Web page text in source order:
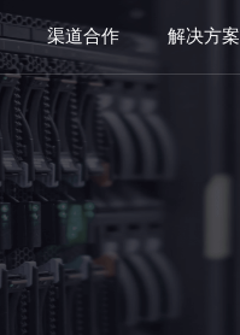
渠道合作 解决方案